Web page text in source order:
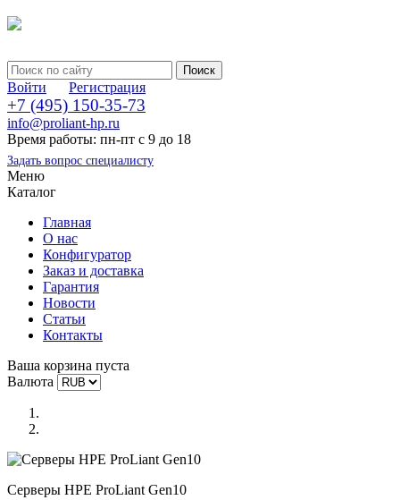
Войти Регистрация
+7 (495) 150-35-73
info@proliant-hp.ru
Время работы: пн-пт с 9 до 18
Задать вопрос специалисту
Меню
Каталог
Главная
О нас
Конфигуратор
Заказ и доставка
Гарантия
Новости
Статьи
Контакты
Ваша корзина пуста
Валюта
Серверы HPE ProLiant Gen10